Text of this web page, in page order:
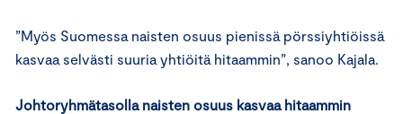
”Myös Suomessa naisten osuus pienissä pörssiyhtiöissä
kasvaa selvästi suuria yhtiöitä hitaammin”, sanoo Kajala.
Johtoryhmätasolla naisten osuus kasvaa hitaammin